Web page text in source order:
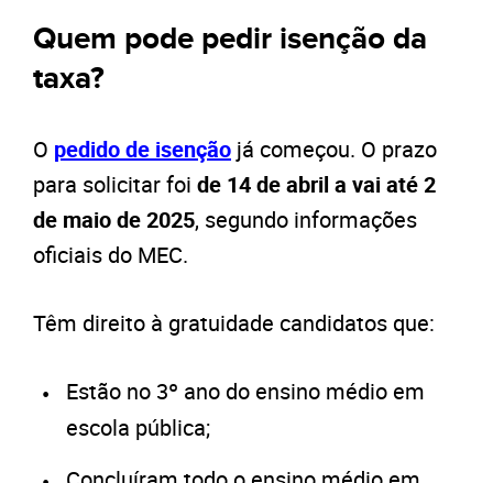
Quem pode pedir isenção da
taxa?
O pedido de isenção já começou. O prazo
para solicitar foi de 14 de abril a vai até 2
de maio de 2025, segundo informações
oficiais do MEC.
Têm direito à gratuidade candidatos que:
Estão no 3º ano do ensino médio em
escola pública;